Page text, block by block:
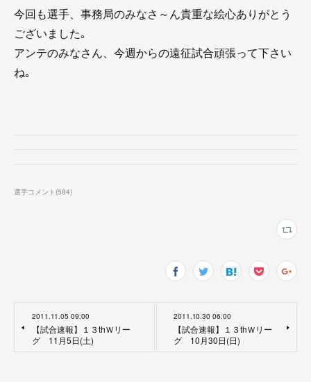
今回も選手、事務局のみなさ～ん貴重な絵心ありがとう
ございました｡
アンテのみなさん、今週からの遠征試合頑張って下さい
ね｡
選手コメント(584)
2011.11.05 09:00
【試合速報】１３thＷリー
グ 11月5日(土)
2011.10.30 06:00
【試合速報】１３thＷリー
グ 10月30日(日)